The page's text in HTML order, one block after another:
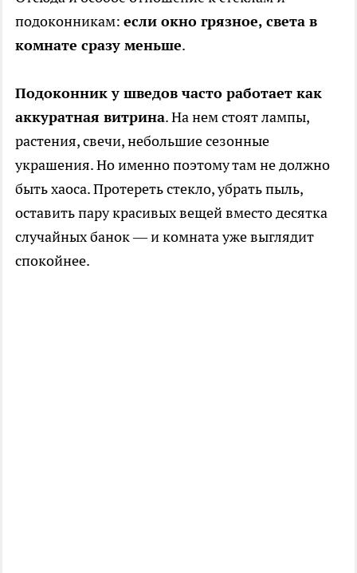
подоконникам: если окно грязное, света в
комнате сразу меньше.
Подоконник у шведов часто работает как
аккуратная витрина. На нем стоят лампы,
растения, свечи, небольшие сезонные
украшения. Но именно поэтому там не должно
быть хаоса. Протереть стекло, убрать пыль,
оставить пару красивых вещей вместо десятка
случайных банок — и комната уже выглядит
спокойнее.